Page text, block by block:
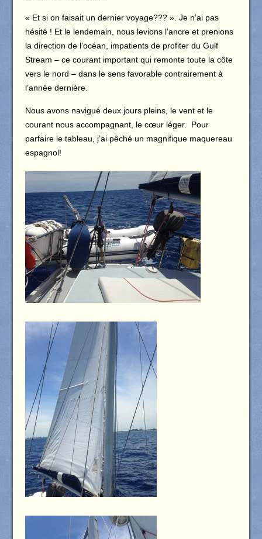
« Et si on faisait un dernier voyage??? ». Je n’ai pas
hésité ! Et le lendemain, nous levions l’ancre et prenions
la direction de l’océan, impatients de profiter du Gulf
Stream – ce courant important qui remonte toute la côte
vers le nord – dans le sens favorable contrairement à
l’année dernière.
Nous avons navigué deux jours pleins, le vent et le
courant nous accompagnant, le cœur léger. Pour
parfaire le tableau, j’ai pêché un magnifique maquereau
espagnol!